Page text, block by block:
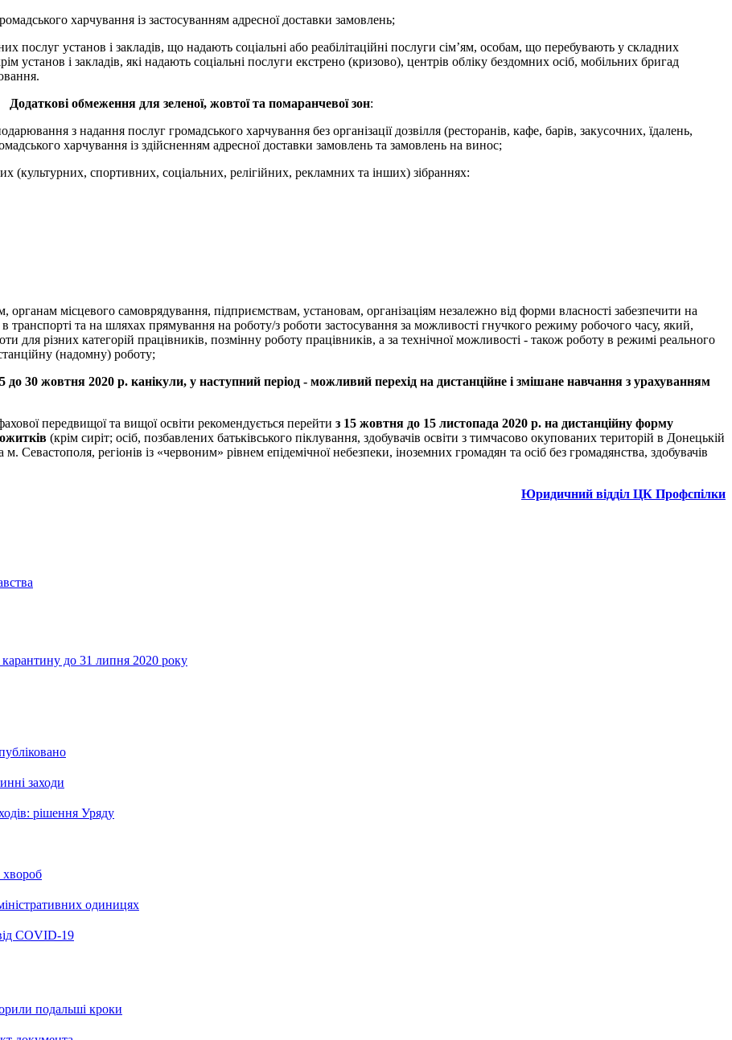
харчування із застосуванням адресної доставки замовлень;
послуг установ і закладів, що надають соціальні або реабілітаційні послуги сім’ям, особам, що перебувають у складних
установ і закладів, які надають соціальні послуги екстрено (кризово), центрів обліку бездомних осіб, мобільних бригад
Додаткові обмеження для зеленої, жовтої та помаранчевої зон:
з надання послуг громадського харчування без організації дозвілля (ресторанів, кафе, барів, закусочних, їдалень,
харчування із здійсненням адресної доставки замовлень та замовлень на винос;
(культурних, спортивних, соціальних, релігійних, рекламних та інших) зібраннях:
місцевого самоврядування, підприємствам, установам, організаціям незалежно від форми власності забезпечити на
транспорті та на шляхах прямування на роботу/з роботи застосування за можливості гнучкого режиму робочого часу, який,
для різних категорій працівників, позмінну роботу працівників, а за технічної можливості - також роботу в режимі реального
(надомну) роботу;
до 30 жовтня 2020 р. канікули, у наступний період - можливий перехід на дистанційне і змішане навчання з урахуванням
передвищої та вищої освіти рекомендується перейти з 15 жовтня до 15 листопада 2020 р. на дистанційну форму
(крім сиріт; осіб, позбавлених батьківського піклування, здобувачів освіти з тимчасово окупованих територій в Донецькій
Севастополя, регіонів із «червоним» рівнем епідемічної небезпеки, іноземних громадян та осіб без громадянства, здобувачів
Юридичний відділ ЦК Профспілки
до 31 липня 2020 року
заходи
рішення Уряду
хвороб
одиницях
COVID-19
подальші кроки